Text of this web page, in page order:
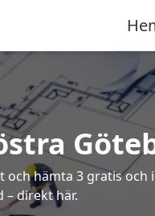
hämta 3 gratis
– direkt här.